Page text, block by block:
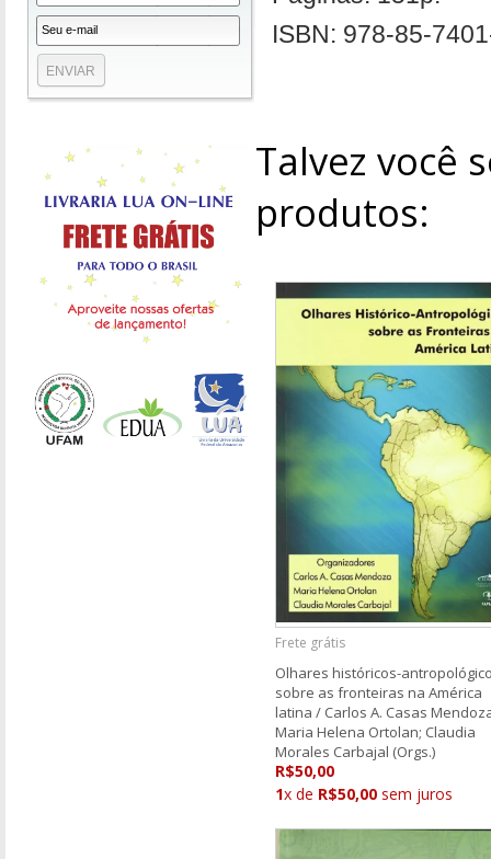
ISBN: 978-85-
Talvez você
produtos:
Frete grátis
Olhares históricos-
sobre as fronteiras na América
latina / Carlos A. Casas
Maria Helena Ortolan; Claudia
Morales Carbajal (Orgs.)
R$50,00
1x de R$50,00 sem juros